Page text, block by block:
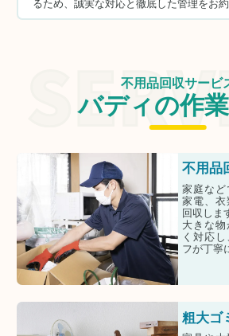
るため、誠実な対応と徹底した管理をお約
不用品回収サービ
バディの作
不用品
家庭など
家電、衣
回収しま
大きな
く対応
フが丁寧
粗大ゴ